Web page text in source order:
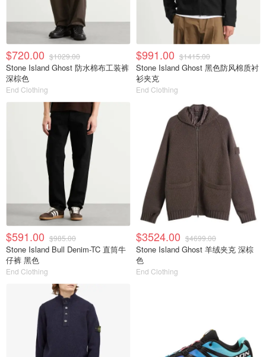
$720.00 $1029.00
Stone Island Ghost 防水棉布工装裤
深棕色
End Clothing
$991.00 $1415.00
Stone Island Ghost 黑色防风棉质衬
衫夹克
End Clothing
$591.00 $985.00
Stone Island Bull Denim-TC 直筒牛
仔裤 黑色
End Clothing
$3524.00 $4699.00
Stone Island Ghost 羊绒夹克 深棕
色
End Clothing